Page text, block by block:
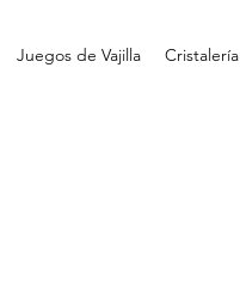
Juegos de Vajilla Cristalería